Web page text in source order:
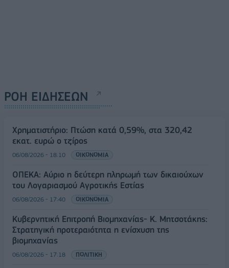
ΡΟΗ ΕΙΔΗΣΕΩΝ
Χρηματιστήριο: Πτώση κατά 0,59%, στα 320,42
εκατ. ευρώ ο τζίρος
06/08/2026 - 18:10 ΟΙΚΟΝΟΜΙΑ
ΟΠΕΚΑ: Αύριο η δεύτερη πληρωμή των δικαιούχων
του Λογαριασμού Αγροτικής Εστίας
06/08/2026 - 17:40 ΟΙΚΟΝΟΜΙΑ
Κυβερνητική Επιτροπή Βιομηχανίας- Κ. Μητσοτάκης:
Στρατηγική προτεραιότητα η ενίσχυση της
βιομηχανίας
06/08/2026 - 17:18 ΠΟΛΙΤΙΚΗ